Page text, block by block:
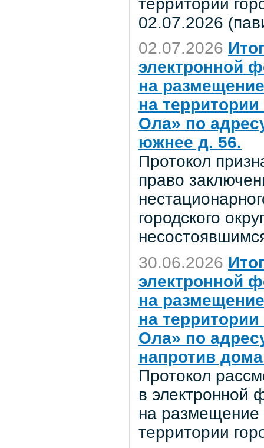
территории
02.07.2026
02.07.2026
электронной
на
на
Ола» по
южнее д. 56.
Протокол
право
городского
30.06.2026
электронной
на
на
Ола» по
напротив
Протокол
в электронной
на размещение
территории